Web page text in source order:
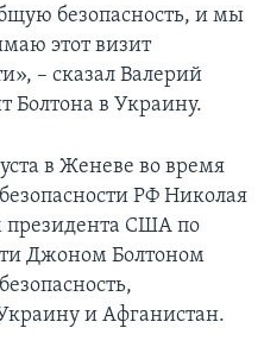
безопасность, и мы
этот визит
– сказал Валерий
Болтона в Украину.
в Женеве во время
РФ Николая
США по
Джоном Болтоном
и Афганистан.